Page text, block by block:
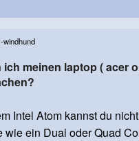
windhund
ich meinen laptop ( acer
Intel Atom kannst du
wie ein Dual oder Quad